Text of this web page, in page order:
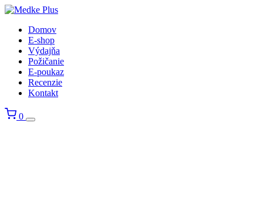
Domov
E-shop
Výdajňa
Požičanie
E-poukaz
Recenzie
Kontakt
0